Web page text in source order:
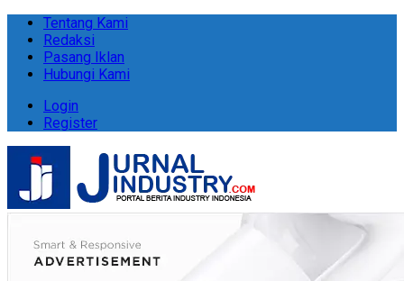
Tentang Kami
Redaksi
Pasang Iklan
Hubungi Kami
Login
Register